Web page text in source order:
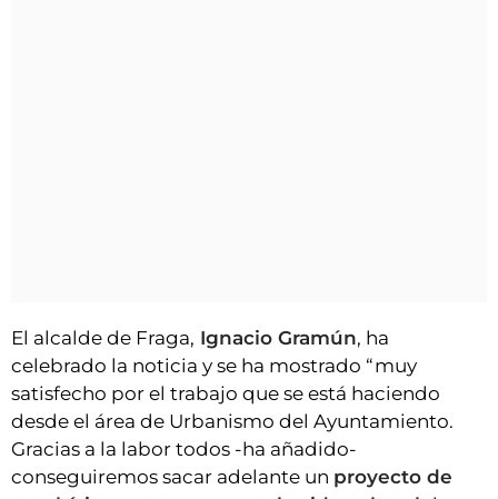
El alcalde de Fraga, Ignacio Gramún, ha
celebrado la noticia y se ha mostrado “muy
satisfecho por el trabajo que se está haciendo
desde el área de Urbanismo del Ayuntamiento.
Gracias a la labor todos -ha añadido-
conseguiremos sacar adelante un proyecto de